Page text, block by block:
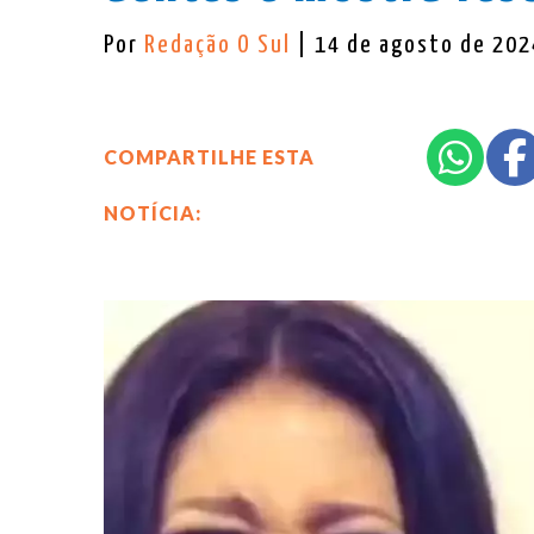
Por Redação O Sul | 14 de agosto de
COMPARTILHE ESTA
NOTÍCIA: